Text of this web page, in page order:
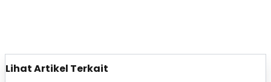
Lihat Artikel Terkait